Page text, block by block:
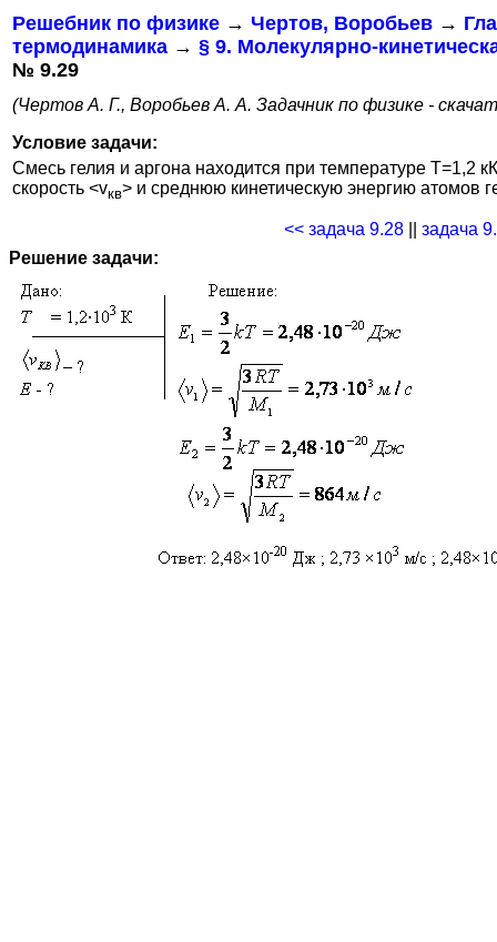
Решебник по физике → Чертов, Воробьев →
термодинамика → § 9. Молекулярно-
№ 9.29
(Чертов А. Г., Воробьев А. А. Задачник по физике -
Условие задачи:
Смесь гелия и аргона находится при температуре T=1,2
скорость <vкв> и среднюю кинетическую энергию атомов
<< задача 9.28
задача
Решение задачи: